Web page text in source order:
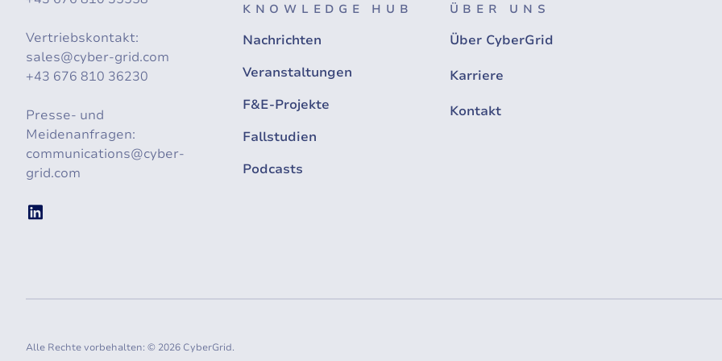
Vertriebskontakt:
sales@cyber-grid.com
+43 676 810 36230
Presse- und
Meidenanfragen:
communications@cyber-
grid.com
KNOWLEDGE HUB
Nachrichten
Veranstaltungen
F&E-Projekte
Fallstudien
Podcasts
ÜBER UNS
Über CyberGrid
Karriere
Kontakt
Alle Rechte vorbehalten: © 2026 CyberGrid.